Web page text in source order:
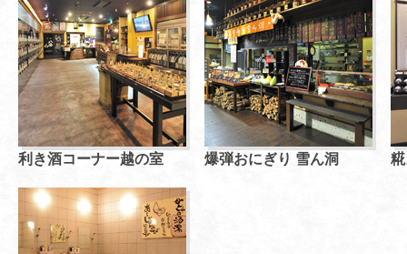
利き酒コーナー越の室 爆弾おにぎり 雪ん洞